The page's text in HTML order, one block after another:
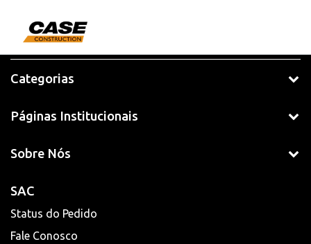
Categorias
Páginas Institucionais
Sobre Nós
SAC
Status do Pedido
Fale Conosco